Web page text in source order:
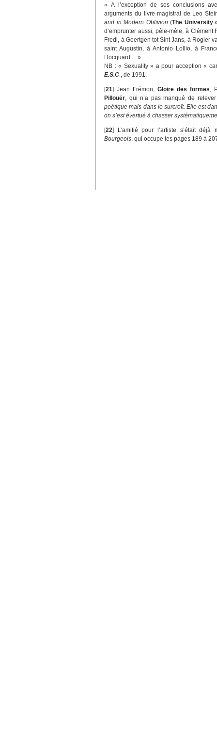
« A l’exception de ses conclusions
arguments du livre magistral de Leo
and in Modern Oblivion (The University
d’emprunter aussi, pêle-mêle, à
Fredi, à Geertgen tot Sint Jans, à Rogier
saint Augustin, à Antonio Lollio, à
Hocquard ... »
NB : « Sexuality » a pour acception «
E.S.C., de 1991.
[21]Jean Frémon,Gloire des formes,
Pillouër, qui n’a pas manqué de
poétique mais dans le surcroît. Elle est
on s’est évertué à chasser
[22]
L’amitié pour l’artiste s’était
Bourgeois, qui occupe les pages 189 à